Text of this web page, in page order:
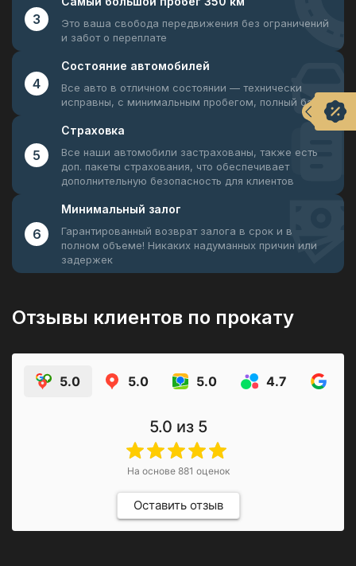
3 Это ваша свобода передвижения без ограничений
и забот о переплате
4
Состояние автомобилей
Все авто в отличном состоянии — технически
исправны, с минимальным пробегом, полный бак
5
Страховка
Все наши автомобили застрахованы, также есть
доп. пакеты страхования, что обеспечивает
дополнительную безопасность для клиентов
6
Минимальный залог
Гарантированный возврат залога в срок и в
полном объеме! Никаких надуманных причин или
задержек
Отзывы клиентов по прокату
5.0 5.0 5.0 4.7
5.0 из 5
На основе 881 оценок
Оставить отзыв